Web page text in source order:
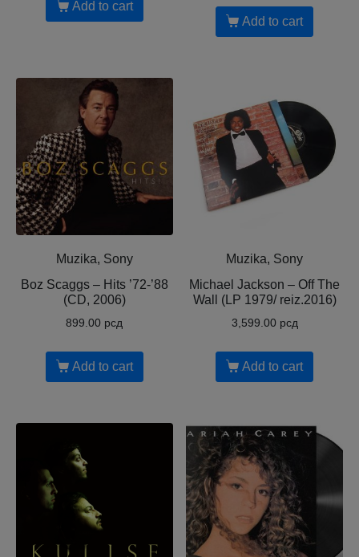
Add to cart
Add to cart
Muzika, Sony
Boz Scaggs – Hits ’72-’88
(CD, 2006)
899.00 рсд
Add to cart
Muzika, Sony
Michael Jackson – Off The
Wall (LP 1979/ reiz.2016)
3,599.00 рсд
Add to cart